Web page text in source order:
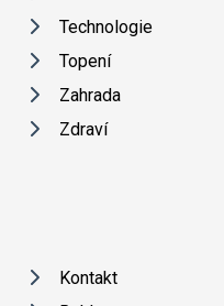
Technologie
Topení
Zahrada
Zdraví
Kontakt